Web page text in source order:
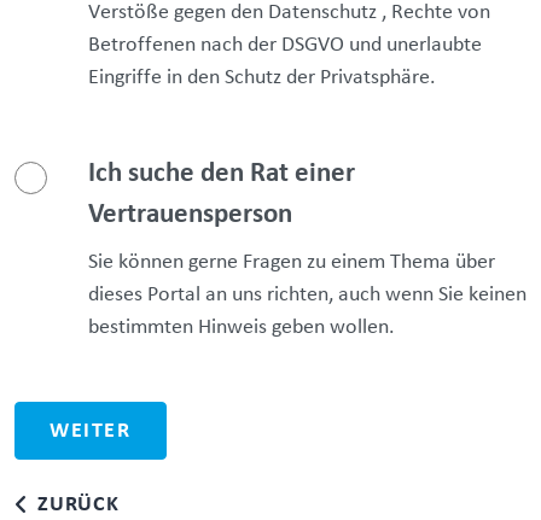
Verstöße gegen den Datenschutz , Rechte von
Betroffenen nach der DSGVO und unerlaubte
Eingriffe in den Schutz der Privatsphäre.
Ich suche den Rat einer
Vertrauensperson
Sie können gerne Fragen zu einem Thema über
dieses Portal an uns richten, auch wenn Sie keinen
bestimmten Hinweis geben wollen.
ZURÜCK